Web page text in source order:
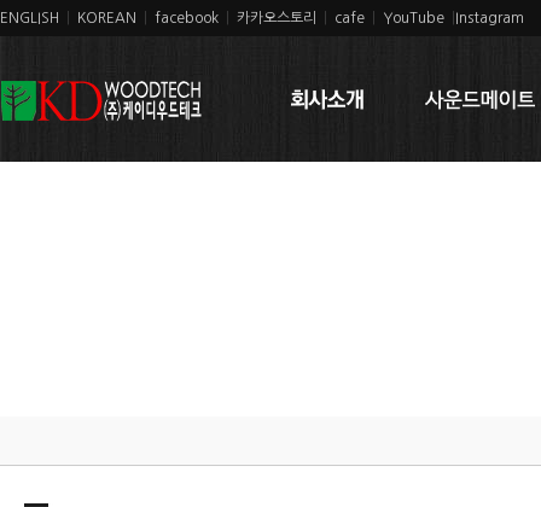
ENGLISH KOREAN facebook 카카오스토리 cafe YouTube Instagram